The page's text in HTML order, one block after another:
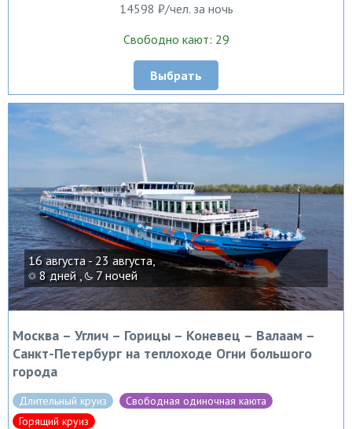
14598 ₽/чел. за ночь
Свободно кают: 29
Выбрать
16 августа - 23 августа,
8 дней ,
7 ночей
Москва – Углич – Горицы – Коневец – Валаам –
Санкт-Петербург на теплоходе Огни большого
города
Длительный круиз
Свободная одиночная каюта
Горящий круиз